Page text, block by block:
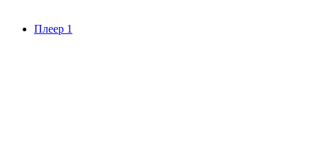
Плеер 1